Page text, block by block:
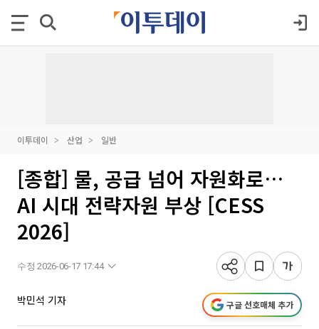
이투데이 산업 일반
[종합] 물, 공급 넘어 자원화로…
AI 시대 전략자원 부상 [CESS
2026]
수정 2026-06-17 17:44
박민석 기자 구글 선호매체 추가